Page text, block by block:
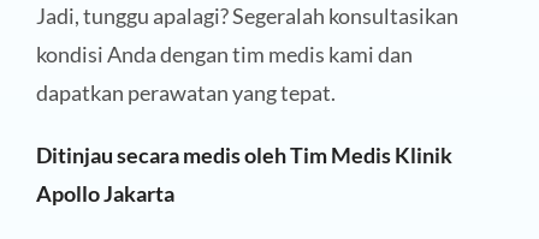
Jadi, tunggu apalagi? Segeralah konsultasikan
kondisi Anda dengan tim medis kami dan
dapatkan perawatan yang tepat.
Ditinjau secara medis oleh Tim Medis Klinik
Apollo Jakarta